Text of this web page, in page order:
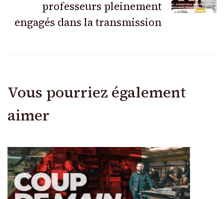
professeurs pleinement
engagés dans la transmission
Vous pourriez également
aimer